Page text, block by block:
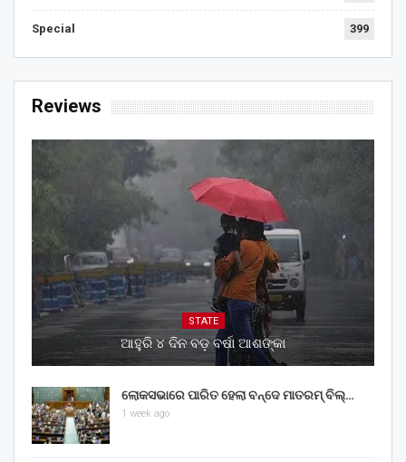
Special 399
Reviews
STATE
ଆହୁରି ୪ ଦିନ ବଡ଼ ବର୍ଷା ଆଶଙ୍କା
ଲୋକସଭାରେ ପାରିତ ହେଲା ବନ୍ଦେ ମାତରମ୍‌ ବିଲ୍‌…
1 week ago